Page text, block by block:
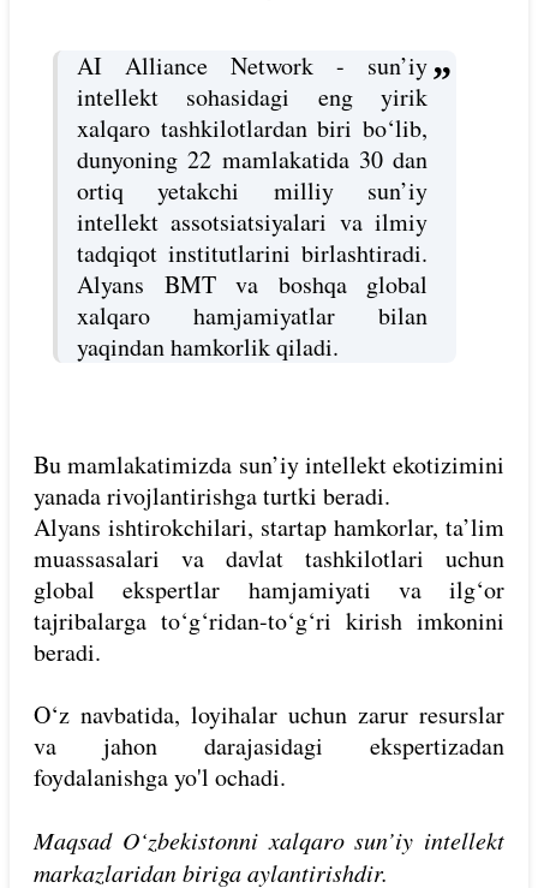
AI Alliance Network - sun’iy
intellekt sohasidagi eng yirik
xalqaro tashkilotlardan biri bo‘lib,
dunyoning 22 mamlakatida 30 dan
ortiq yetakchi milliy sun’iy
intellekt assotsiatsiyalari va ilmiy
tadqiqot institutlarini birlashtiradi.
Alyans BMT va boshqa global
xalqaro hamjamiyatlar bilan
yaqindan hamkorlik qiladi.
Bu mamlakatimizda sun’iy intellekt ekotizimini
yanada rivojlantirishga turtki beradi.
Alyans ishtirokchilari, startap hamkorlar, ta’lim
muassasalari va davlat tashkilotlari uchun
global ekspertlar hamjamiyati va ilg‘or
tajribalarga to‘g‘ridan-to‘g‘ri kirish imkonini
beradi.
O‘z navbatida, loyihalar uchun zarur resurslar
va jahon darajasidagi ekspertizadan
foydalanishga yo'l ochadi.
Maqsad O‘zbekistonni xalqaro sun’iy intellekt
markazlaridan biriga aylantirishdir.